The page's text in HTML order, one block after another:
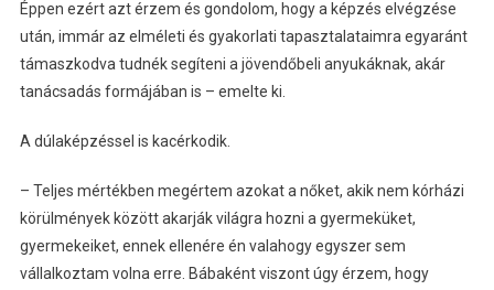
Éppen ezért azt érzem és gondolom, hogy a képzés elvégzése
után, immár az elméleti és gyakorlati tapasztalataimra egyaránt
támaszkodva tudnék segíteni a jövendőbeli anyukáknak, akár
tanácsadás formájában is – emelte ki.
A dúlaképzéssel is kacérkodik.
– Teljes mértékben megértem azokat a nőket, akik nem kórházi
körülmények között akarják világra hozni a gyermeküket,
gyermekeiket, ennek ellenére én valahogy egyszer sem
vállalkoztam volna erre. Bábaként viszont úgy érzem, hogy